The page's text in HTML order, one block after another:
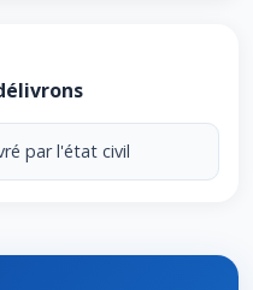
par l'état civil